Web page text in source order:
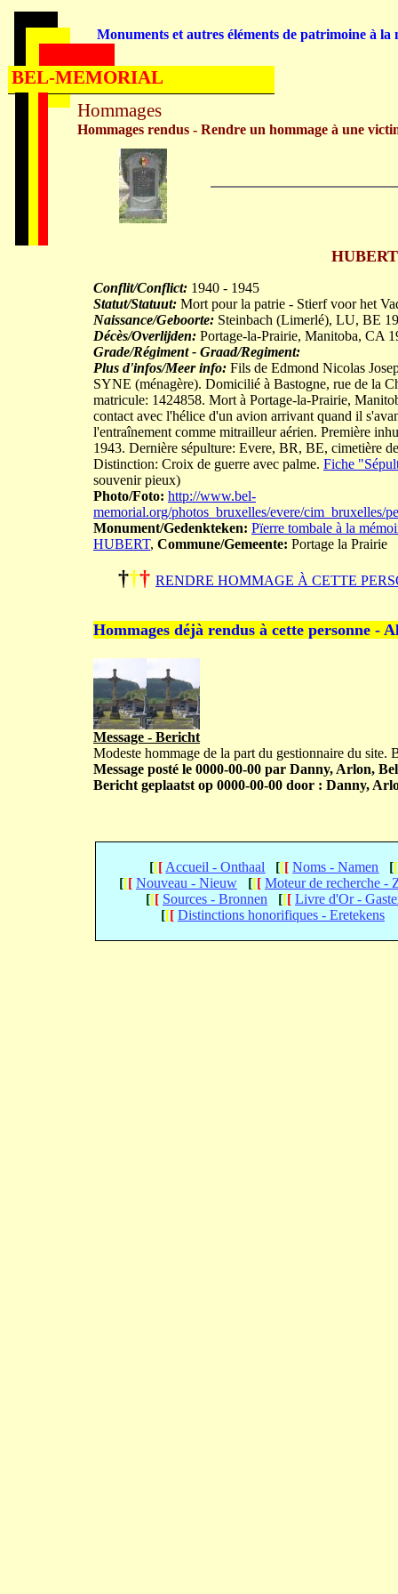
Conflit/Conflict: 1940 - 1945
Statut/Statuut: Mort pour la patrie - Stierf voor het
Naissance/Geboorte: Steinbach (Limerlé), LU, BE
Décès/Overlijden: Portage-la-Prairie, Manitoba, CA
Grade/Régiment - Graad/Regiment:
Plus d'infos/Meer info: Fils de Edmond Nicolas
SYNE (ménagère). Domicilié à Bastogne, rue de la
matricule: 1424858. Mort à Portage-la-Prairie,
contact avec l'hélice d'un avion arrivant quand il
l'entraînement comme mitrailleur aérien. Première
1943. Dernière sépulture: Evere, BR, BE, cimetière
Distinction: Croix de guerre avec palme. Fiche
souvenir pieux)
Photo/Foto: http://www.bel-
memorial.org/photos_bruxelles/evere/cim_bruxelles/
Monument/Gedenkteken: Pïerre tombale à la
HUBERT, Commune/Gemeente: Portage la Prairie
††† RENDRE HOMMAGE À CETTE
Hommages déjà rendus à cette personne -
Message - Bericht
Modeste hommage de la part du gestionnaire du site.
Message posté le 0000-00-00 par Danny, Arlon,
Bericht geplaatst op 0000-00-00 door : Danny,
[[[ Accueil - Onthaal [[[ Noms - Namen [[
[[[ Nouveau - Nieuw [[[ Moteur de recherche -
[[[ Sources - Bronnen [[[ Livre d'Or -
[[[ Distinctions honorifiques - Eretekens
Hommages
Hommages rendus - Rendre un hommage à une
Monuments et autres éléments de patrimoine à la
BEL-MEMORIAL